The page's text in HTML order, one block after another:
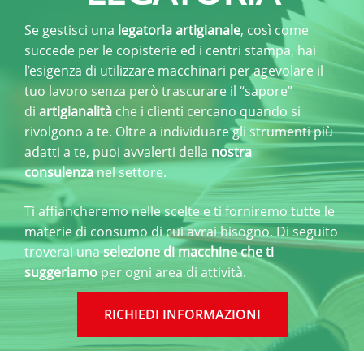
Legatoria
Laboratorio
fotografico
Stampa
digitale
Onoranze
funebri
Rivendita
Se gestisci una legatoria artigianale, così come
succede per le copisterie ed i centri stampa, hai
l’esigenza di utilizzare macchinari per agevolare il
tuo lavoro senza però trascurare il “sapore”
di artigianalità che i clienti cercano quando si
rivolgono a te. Oltre a individuare gli strumenti più
adatti a te, puoi avvalerti della nostra
consulenzanel settore.
Ti affiancheremo nelle scelte e ti forniremo tutte le
materie di consumo di cui avrai bisogno. Di seguito
troverai unaselezione di macchine che ti
suggeriamo per ogni area di attività.
RICHIEDI INFORMAZIONI